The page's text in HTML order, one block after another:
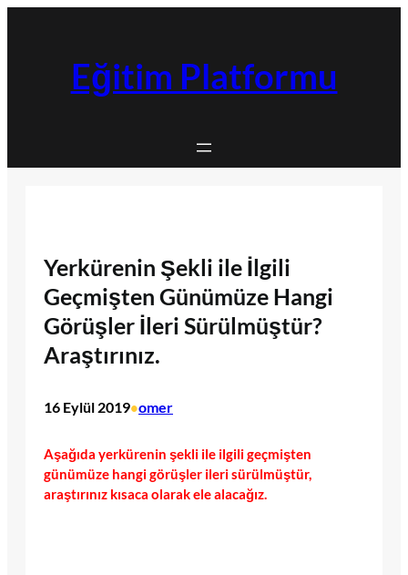
Eğitim Platformu
Yerkürenin Şekli ile İlgili
Geçmişten Günümüze Hangi
Görüşler İleri Sürülmüştür?
Araştırınız.
16 Eylül 2019•omer
Aşağıda yerkürenin şekli ile ilgili geçmişten
günümüze hangi görüşler ileri sürülmüştür,
araştırınız kısaca olarak ele alacağız.